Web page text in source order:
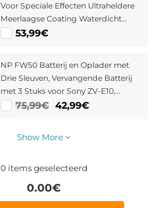
Voor Speciale Effecten Ultraheldere
Meerlaagse Coating Waterdicht
Krasbestendig En Antireflecterend
53,99€
NP FW50 Batterij en Oplader met
Drie Sleuven, Vervangende Batterij
met 3 Stuks voor Sony ZV-E10,
A6000, A6300, A6400, A6500, A5000,
75,99€ 42,99€
Show More
0items geselecteerd
0.00€